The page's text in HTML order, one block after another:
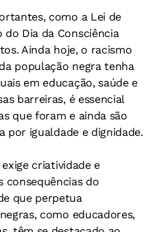
como a Lei de
Dia da Consciência
Ainda hoje, o racismo
população negra tenha
em educação, saúde e
barreiras, é essencial
que foram e ainda são
por igualdade e dignidade.
criatividade e
consequências do
que perpetua
como educadores,